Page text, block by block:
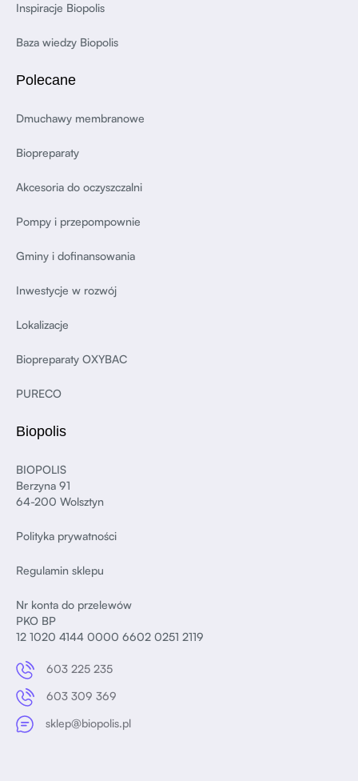
Inspiracje Biopolis
Baza wiedzy Biopolis
Polecane
Dmuchawy membranowe
Biopreparaty
Akcesoria do oczyszczalni
Pompy i przepompownie
Gminy i dofinansowania
Inwestycje w rozwój
Lokalizacje
Biopreparaty OXYBAC
PURECO
Biopolis
BIOPOLIS
Berzyna 91
64-200 Wolsztyn
Polityka prywatności
Regulamin sklepu
Nr konta do przelewów
PKO BP
12 1020 4144 0000 6602 0251 2119
603 225 235
603 309 369
sklep@biopolis.pl